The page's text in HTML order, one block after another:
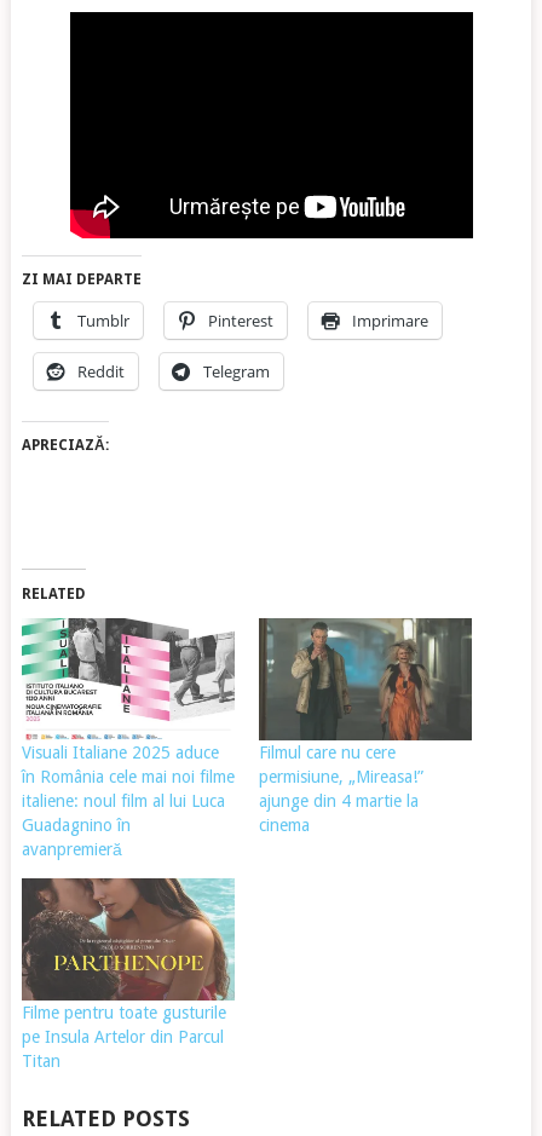
ZI MAI DEPARTE
Tumblr Pinterest Imprimare
Reddit Telegram
APRECIAZĂ:
RELATED
Visuali Italiane 2025 aduce
în România cele mai noi filme
italiene: noul film al lui Luca
Guadagnino în
avanpremieră
Filmul care nu cere
permisiune, „Mireasa!”
ajunge din 4 martie la
cinema
Filme pentru toate gusturile
pe Insula Artelor din Parcul
Titan
RELATED POSTS